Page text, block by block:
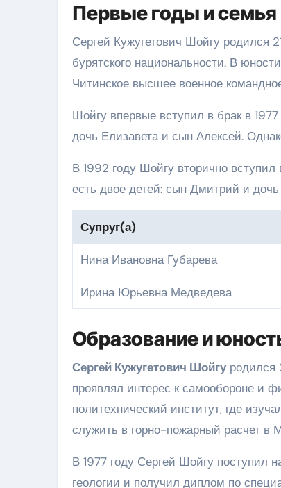
Первые годы и семья
Сергей Кужугетович Шойгу родился
бурятского национальности. В
Читинское высшее военное
Шойгу впервые вступил в брак в
дочь Елизавета и сын Алексей.
В 1992 году Шойгу вторично
есть двое детей: сын Дмитрий и
Супруг(а)
Нина Ивановна Губарева
Ирина Юрьевна Медведева
Образование и
Сергей Кужугетович Шойгуродился
проявлял интерес к самообороне и
политехнический институт, где
служить в горно-пожарный расчет в
В 1977 году Сергей Шойгу поступил
геологии и получил диплом по